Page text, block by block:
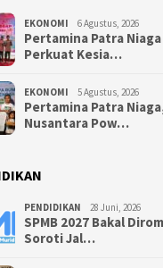
EKONOMI 6 Agustus, 2026
Pertamina Patra Niaga
Perkuat Kesia…
EKONOMI 5 Agustus, 2026
Pertamina Patra
Nusantara Pow…
PENDIDIKAN 28 Juni, 2026
SPMB 2027 Bakal
Soroti Jal…